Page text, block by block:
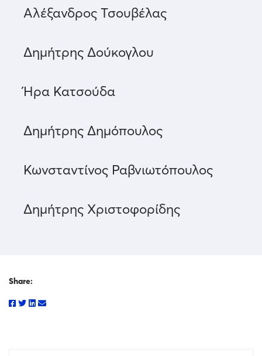
Αλέξανδρος Τσουβέλας
Δημήτρης Δούκογλου
Ήρα Κατσούδα
Δημήτρης Δημόπουλος
Κωνσταντίνος Ραβνιωτόπουλος
Δημήτρης Χριστοφορίδης
Share: